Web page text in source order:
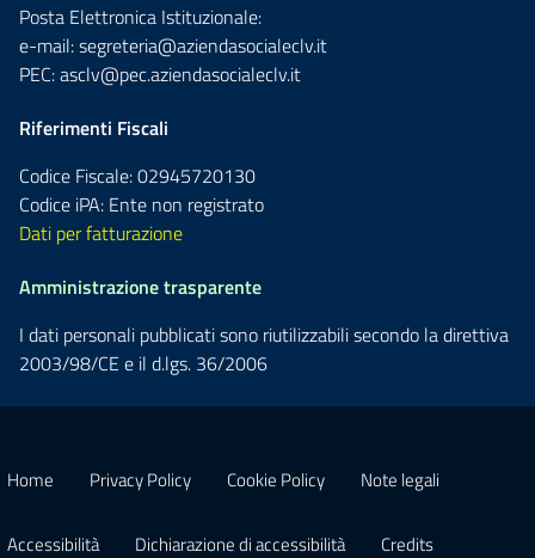
Posta Elettronica Istituzionale:
e-mail:segreteria@aziendasocialeclv.it
PEC:asclv@pec.aziendasocialeclv.it
Riferimenti Fiscali
Codice Fiscale: 02945720130
Codice iPA: Ente non registrato
Dati per fatturazione
Amministrazione trasparente
I dati personali pubblicati sono riutilizzabili secondo la direttiva
2003/98/CE e il d.lgs. 36/2006
Home Privacy Policy Cookie Policy Note legali
Accessibilità Dichiarazione di accessibilità Credits